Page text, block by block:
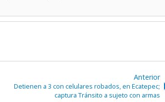
Anterior
Detienen a 3 con celulares robados, en Ecatepec;
captura Tránsito a sujeto con armas